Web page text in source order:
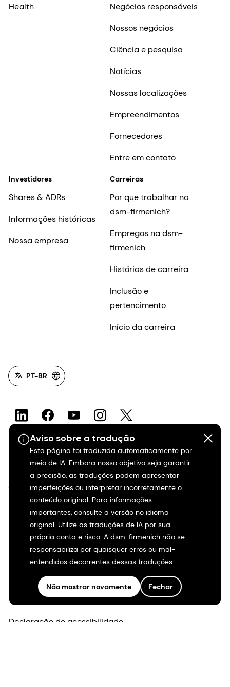
Aviso sobre a tradução
Esta página foi traduzida automaticamente por
meio de IA. Embora nosso objetivo seja garantir
a precisão, as traduções podem apresentar
imperfeições ou interpretar incorretamente o
conteúdo original. Para informações
importantes, consulte a versão no idioma
original. Utilize as traduções de IA por sua
própria conta e risco. A dsm-firmenich não se
responsabiliza por quaisquer erros ou mal-
entendidos decorrentes dessas traduções.
Não mostrar novamente Fechar
Health
Negócios responsáveis
Nossos negócios
Ciência e pesquisa
Notícias
Nossas localizações
Empreendimentos
Fornecedores
Entre em contato
Investidores
Shares & ADRs
Informações históricas
Nossa empresa
Carreiras
Por que trabalhar na
dsm-firmenich?
Empregos na dsm-
firmenich
Histórias de carreira
Inclusão e
pertencimento
Início da carreira
PT-BR
©2026 dsm-firmenich. Todos os direitos reservados.
Aviso de privacidade
Termos de uso
Termos e condições
Transparência na Califórnia
Declaração de acessibilidade